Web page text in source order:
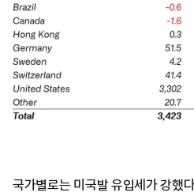
국가별로는 미국발 유입세가 강했